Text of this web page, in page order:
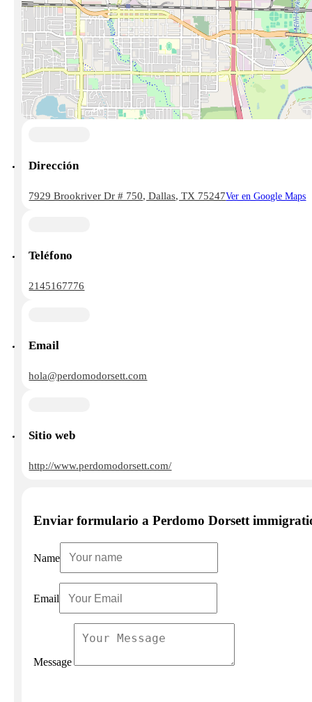
Dirección
7929 Brookriver Dr # 750, Dallas, TX 75247Ver en Google Maps
Teléfono
2145167776
Email
hola@perdomodorsett.com
Sitio web
http://www.perdomodorsett.com/
Enviar formulario a Perdomo Dorsett
Name
Email
Message